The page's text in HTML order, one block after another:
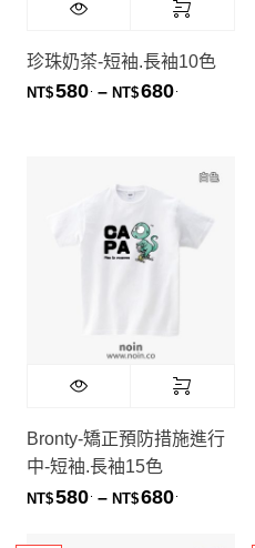
珍珠奶茶-短袖.長袖10色
NT$580 – NT$680價格範圍
Bronty-矯正預防措施進行
中-短袖.長袖15色
NT$580 – NT$680價格範圍